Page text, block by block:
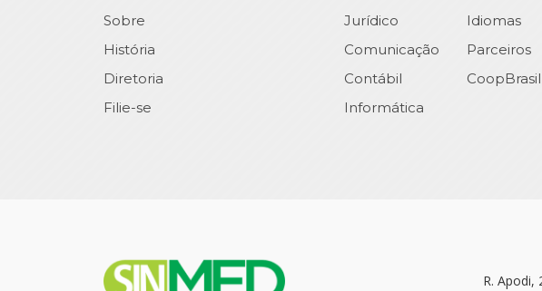
Sobre
História
Diretoria
Filie-se
Jurídico
Comunicação
Contábil
Informática
Idiomas
Parceiros
CoopBrasil
R. Apodi,